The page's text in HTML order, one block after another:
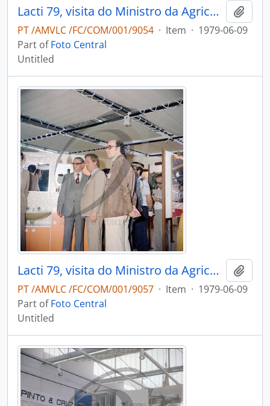
Lacti 79, visita do Ministro da Agricultura e Pescas e do Governador Civil de Aveiro
PT /AMVLC /FC/COM/001/9054 · Item · 1979-06-09
Part ofFoto Central
Untitled
Lacti 79, visita do Ministro da Agricultura e Pescas e do Governador Civil de Aveiro
PT /AMVLC /FC/COM/001/9057 · Item · 1979-06-09
Part ofFoto Central
Untitled